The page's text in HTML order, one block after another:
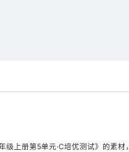
级上册第5单元·C培优测试》的素